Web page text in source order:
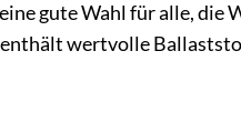
gute Wahl für alle, die
enthält wertvolle